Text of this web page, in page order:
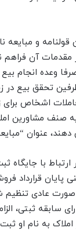
قولنامه و
مقدمات آن
وعده انجام
تحقق بیع در
اشخاص
صنف مشاورین
عنوان
با جایگاه
پایان
عادی
سابقه ثبتی،
به نام او